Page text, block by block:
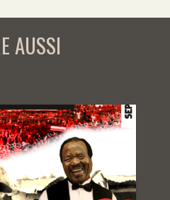
AUSSI